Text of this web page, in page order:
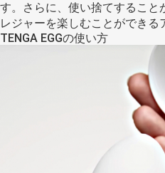
す。さらに、使い捨てするこ
レジャーを楽しむことができる
TENGA EGGの使い方